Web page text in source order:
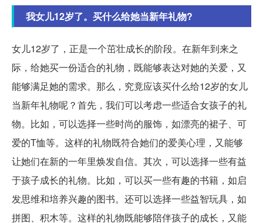
我女儿12岁了。买什么给她当新年礼物?
女儿12岁了，正是一个茁壮成长的阶段。在新年到来之
际，给她买一份适合的礼物，既能够表达对她的关爱，又
能够满足她的需求。那么，究竟应该买什么给12岁的女儿
当新年礼物呢？首先，我们可以考虑一些适合女孩子的礼
物。比如，可以选择一些时尚的服饰，如漂亮的裙子、可
爱的T恤等。这样的礼物既符合她们的爱美心理，又能够
让她们在新的一年里焕发自信。其次，可以选择一些有益
于孩子成长的礼物。比如，可以买一些有趣的书籍，如启
发思维和培养兴趣的图书。还可以选择一些益智玩具，如
拼图、积木等。这样的礼物既能够陪伴孩子的成长，又能